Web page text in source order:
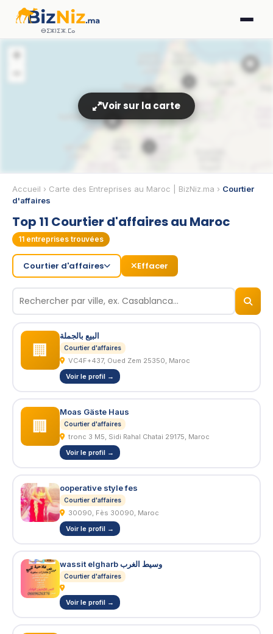
ⴱⵉⵣⵏⵉⵣ.ⵎⴰ
Accueil › Carte des Entreprises au Maroc | BizNiz.ma › Courtier
d'affaires
Top 11 Courtier d'affaires au Maroc
11 entreprises trouvées
Courtier d'affaires Effacer
🏢
البيع بالجملة
Courtier d'affaires
VC4F+437, Oued Zem 25350, Maroc
Voir le profil →
🏢
Moas Gäste Haus
Courtier d'affaires
tronc 3 M5, Sidi Rahal Chatai 29175, Maroc
Voir le profil →
ooperative style fes
Courtier d'affaires
30090, Fès 30090, Maroc
Voir le profil →
wassit elgharb وسيط الغرب
Courtier d'affaires
Voir le profil →
🏢
🏢
🏢
🏢
+
−
BizNiz.ma
Voir sur la carte